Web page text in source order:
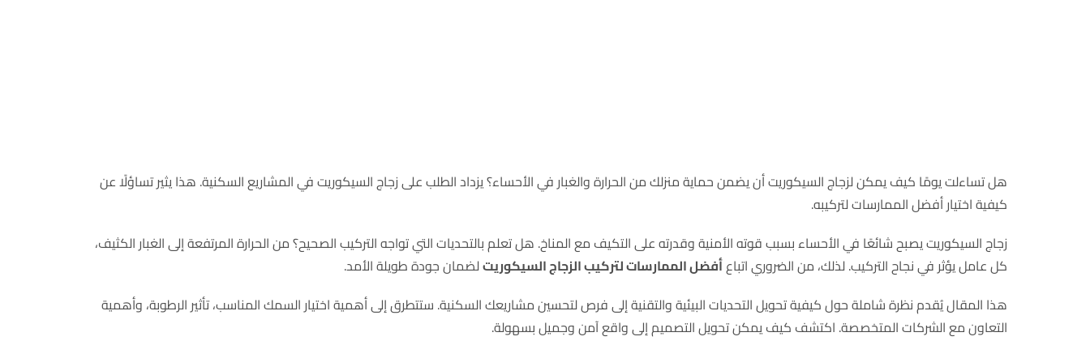
هل تساءلت يومًا كيف يمكن لزجاج السيكوريت أن يضمن حماية منزلك من الحرارة والغبار في الأحساء؟ يزداد الطلب على زجاج السيكوريت في المشاريع السكنية. هذا يثير تساؤلًا عن
كيفية اختيار أفضل الممارسات لتركيبه.
زجاج السيكوريت يصبح شائعًا في الأحساء بسبب قوته الأمنية وقدرته على التكيف مع المناخ. هل تعلم بالتحديات التي تواجه التركيب الصحيح؟ من الحرارة المرتفعة إلى الغبار الكثيف،
كل عامل يؤثر في نجاح التركيب. لذلك، من الضروري اتباعأفضل الممارسات لتركيب الزجاج السيكوريتلضمان جودة طويلة الأمد.
هذا المقال يُقدم نظرة شاملة حول كيفية تحويل التحديات البيئية والتقنية إلى فرص لتحسين مشاريعك السكنية. ستتطرق إلى أهمية اختيار السمك المناسب، تأثير الرطوبة، وأهمية
التعاون مع الشركات المتخصصة. اكتشف كيف يمكن تحويل التصميم إلى واقع آمن وجميل بسهولة.